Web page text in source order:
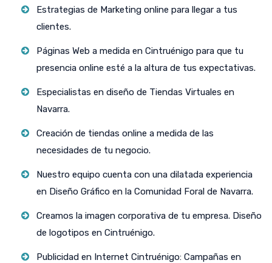
Estrategias de Marketing online para llegar a tus
clientes.
Páginas Web a medida en Cintruénigo para que tu
presencia online esté a la altura de tus expectativas.
Especialistas en diseño de Tiendas Virtuales en
Navarra.
Creación de tiendas online a medida de las
necesidades de tu negocio.
Nuestro equipo cuenta con una dilatada experiencia
en Diseño Gráfico en la Comunidad Foral de Navarra.
Creamos la imagen corporativa de tu empresa. Diseño
de logotipos en Cintruénigo.
Publicidad en Internet Cintruénigo: Campañas en